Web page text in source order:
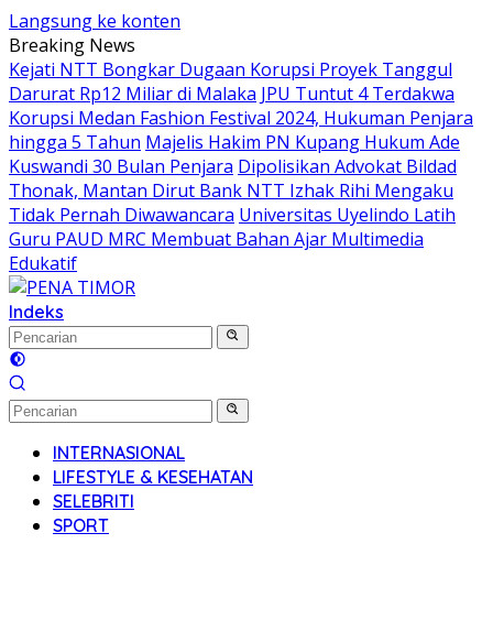
Langsung ke konten
Breaking News
Kejati NTT Bongkar Dugaan Korupsi Proyek Tanggul
Darurat Rp12 Miliar di Malaka JPU Tuntut 4 Terdakwa
Korupsi Medan Fashion Festival 2024, Hukuman Penjara
hingga 5 Tahun Majelis Hakim PN Kupang Hukum Ade
Kuswandi 30 Bulan Penjara Dipolisikan Advokat Bildad
Thonak, Mantan Dirut Bank NTT Izhak Rihi Mengaku
Tidak Pernah Diwawancara Universitas Uyelindo Latih
Guru PAUD MRC Membuat Bahan Ajar Multimedia
Edukatif
Indeks
INTERNASIONAL
LIFESTYLE & KESEHATAN
SELEBRITI
SPORT